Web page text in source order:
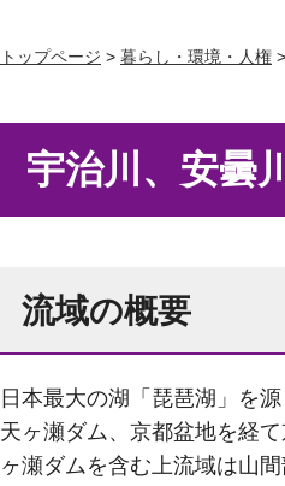
トップページ > 暮らし・環境・人権 >
宇治川、安曇
流域の概要
日本最大の湖「琵琶湖」を
天ヶ瀬ダム、京都盆地を経
ヶ瀬ダムを含む上流域は山